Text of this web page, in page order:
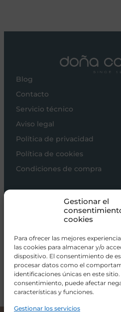
Gestionar el
cookies
Para ofrecer las mejores
las cookies para almacenar y/o
dispositivo. El consentimiento de
procesar datos como el
identificaciones únicas en este
consentimiento, puede afectar
características y funciones.
Gestionar los servicios
Blog
Contacto
Servicio técnico
Aviso legal
Política de privacidad
Política de cookies
Condiciones de compra
Carros de bebé
Sillas de paseo
Alimentación
Hogar
Viajar
info@donacoletas.com
+34 91 626 62 75